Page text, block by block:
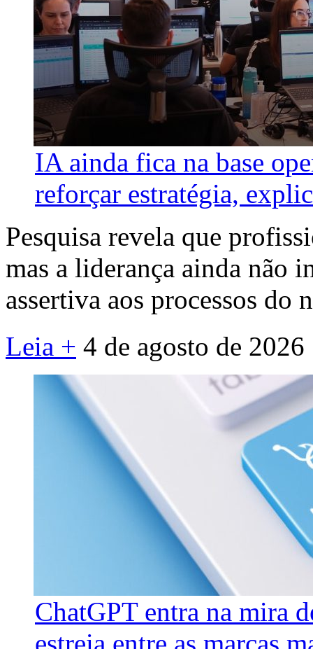
IA ainda fica na base
reforçar estratégia,
Pesquisa revela que
mas a liderança ainda não
assertiva aos processos do
Leia + 4 de agosto de 2026
ChatGPT entra na mira